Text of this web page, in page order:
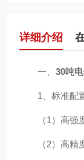
详细介绍
一、 30吨
1、标准配
（1）高强度
（2）高精度